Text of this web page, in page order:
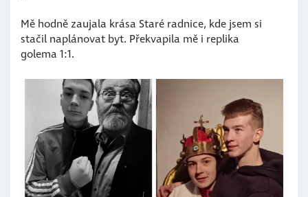
Mě hodně zaujala krása Staré radnice, kde jsem si
stačil naplánovat byt. Překvapila mě i replika
golema 1:1.